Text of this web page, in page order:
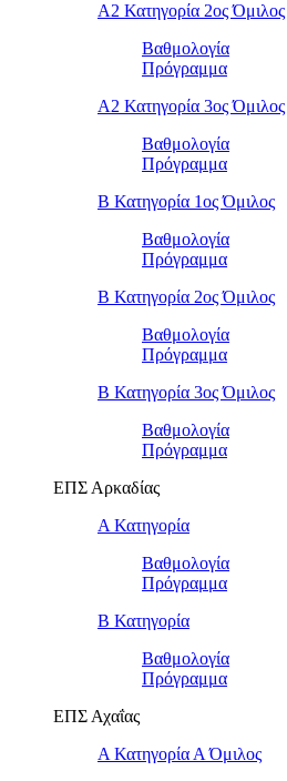
Α2 Κατηγορία 2ος Όμιλος
Βαθμολογία
Πρόγραμμα
Α2 Κατηγορία 3ος Όμιλος
Βαθμολογία
Πρόγραμμα
Β Κατηγορία 1ος Όμιλος
Βαθμολογία
Πρόγραμμα
Β Κατηγορία 2ος Όμιλος
Βαθμολογία
Πρόγραμμα
Β Κατηγορία 3ος Όμιλος
Βαθμολογία
Πρόγραμμα
ΕΠΣ Αρκαδίας
Α Κατηγορία
Βαθμολογία
Πρόγραμμα
Β Κατηγορία
Βαθμολογία
Πρόγραμμα
ΕΠΣ Αχαΐας
Α Κατηγορία Α Όμιλος